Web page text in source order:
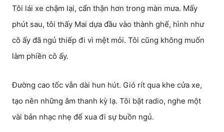
Tôi lái xe chậm lại, cẩn thận hơn trong màn mưa. Mấy
phút sau, tôi thấy Mai dựa đầu vào thành ghế, hình như
cô ấy đã ngủ thiếp đi vì mệt mỏi. Tôi cũng không muốn
làm phiền cô ấy.
Đường cao tốc vẫn dài hun hút. Gió rít qua khe cửa xe,
tạo nên những âm thanh kỳ lạ. Tôi bật radio, nghe một
vài bản nhạc nhẹ để xua đi sự buồn ngủ.